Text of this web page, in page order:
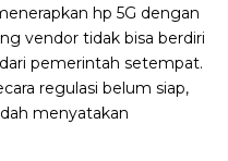
hp 5G dengan
vendor tidak bisa berdiri
pemerintah setempat.
regulasi belum siap,
menyatakan